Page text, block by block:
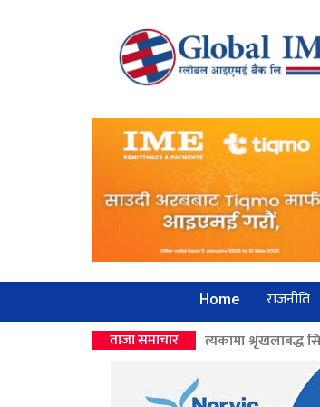
Home राजनीति
ताजा समाचार
उपत्यकामा श्रृंखलाबद्ध सिक्री लुट्ने ‘कर्मा